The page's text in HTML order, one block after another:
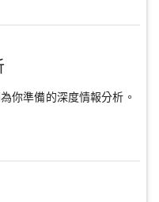
你準備的深度情報分析。